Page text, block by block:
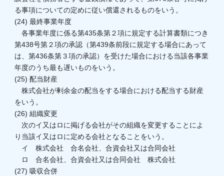
る事項についての定めに従い償還されるものをいう。
(24) 最終事業年度
各事業年度に係る第435条第２項に規定する計算書類につき
第438号第２項の承認（第439条前段に規定する場合にあって
は、第436条第３項の承認）を受けた場合における当該各事業
年度のうち最も遅いものをいう。
(25) 配当財産
株式会社が剰余金の配当をする場合における配当する財産
をいう。
(26) 組織変更
次のイ又はロに掲げる会社がその組織を変更することによ
り当該イ又はロに定める会社となることをいう。
イ 株式会社 合名会社、合資会社又は合同会社
ロ 合名会社、合資会社又は合同会社 株式会社
(27) 吸収合併